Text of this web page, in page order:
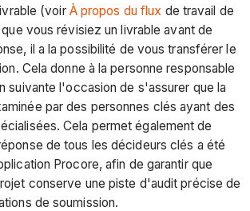
(voir À propos du flux de travail de
vous révisiez un livrable avant de
il a la possibilité de vous transférer le
Cela donne à la personne responsable
suivante l'occasion de s'assurer que la
par des personnes clés ayant des
Cela permet également de
de tous les décideurs clés a été
Procore, afin de garantir que
conserve une piste d'audit précise de
de soumission.